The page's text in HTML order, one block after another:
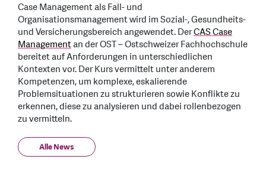
Case Management als Fall- und
Organisationsmanagement wird im Sozial-, Gesundheits-
und Versicherungsbereich angewendet. DerCAS Case
Managementan der OST – Ostschweizer Fachhochschule
bereitet auf Anforderungen in unterschiedlichen
Kontexten vor. Der Kurs vermittelt unter anderem
Kompetenzen, um komplexe, eskalierende
Problemsituationen zu strukturieren sowie Konflikte zu
erkennen, diese zu analysieren und dabei rollenbezogen
zu vermitteln.
Alle News